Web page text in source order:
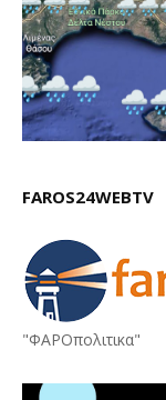
FAROS24WEBTV
"ΦΑΡΟπολιτικα"